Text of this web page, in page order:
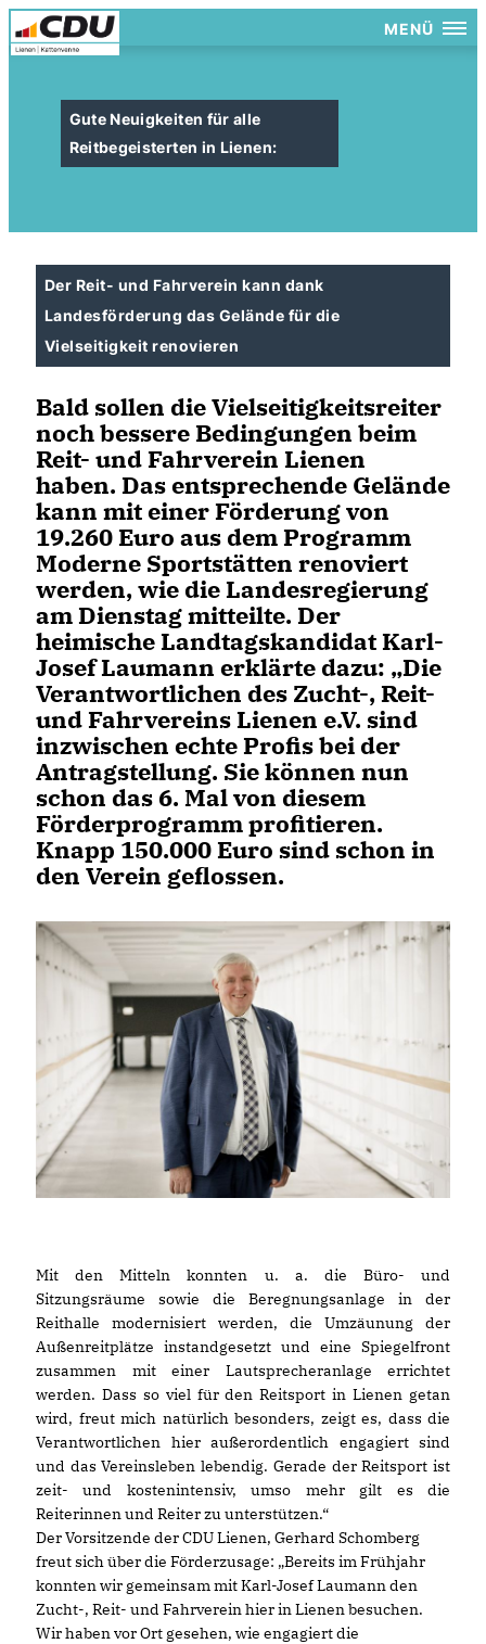
MENÜ
Gute Neuigkeiten für alle
Reitbegeisterten in Lienen:
Der Reit- und Fahrverein kann dank
Landesförderung das Gelände für die
Vielseitigkeit renovieren
Bald sollen die Vielseitigkeitsreiter
noch bessere Bedingungen beim
Reit- und Fahrverein Lienen
haben. Das entsprechende Gelände
kann mit einer Förderung von
19.260 Euro aus dem Programm
Moderne Sportstätten renoviert
werden, wie die Landesregierung
am Dienstag mitteilte. Der
heimische Landtagskandidat Karl-
Josef Laumann erklärte dazu: „Die
Verantwortlichen des Zucht-, Reit-
und Fahrvereins Lienen e.V. sind
inzwischen echte Profis bei der
Antragstellung. Sie können nun
schon das 6. Mal von diesem
Förderprogramm profitieren.
Knapp 150.000 Euro sind schon in
den Verein geflossen.
Mit den Mitteln konnten u. a. die Büro- und
Sitzungsräume sowie die Beregnungsanlage in der
Reithalle modernisiert werden, die Umzäunung der
Außenreitplätze instandgesetzt und eine Spiegelfront
zusammen mit einer Lautsprecheranlage errichtet
werden. Dass so viel für den Reitsport in Lienen getan
wird, freut mich natürlich besonders, zeigt es, dass die
Verantwortlichen hier außerordentlich engagiert sind
und das Vereinsleben lebendig. Gerade der Reitsport ist
zeit- und kostenintensiv, umso mehr gilt es die
Reiterinnen und Reiter zu unterstützen.“
Der Vorsitzende der CDU Lienen, Gerhard Schomberg
freut sich über die Förderzusage: „Bereits im Frühjahr
konnten wir gemeinsam mit Karl-Josef Laumann den
Zucht-, Reit- und Fahrverein hier in Lienen besuchen.
Wir haben vor Ort gesehen, wie engagiert die